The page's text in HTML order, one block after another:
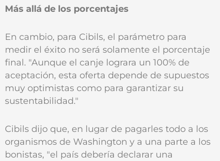
Más allá de los porcentajes
En cambio, para Cibils, el parámetro para
medir el éxito no será solamente el porcentaje
final. "Aunque el canje lograra un 100% de
aceptación, esta oferta depende de supuestos
muy optimistas como para garantizar su
sustentabilidad."
Cibils dijo que, en lugar de pagarles todo a los
organismos de Washington y a una parte a los
bonistas, "el país debería declarar una